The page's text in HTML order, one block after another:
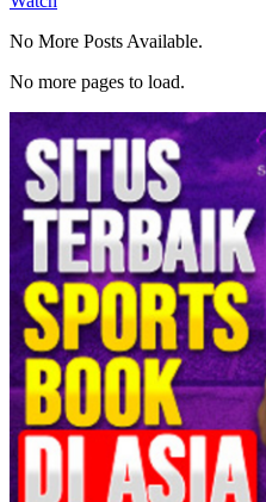
No More Posts Available.
No more pages to load.